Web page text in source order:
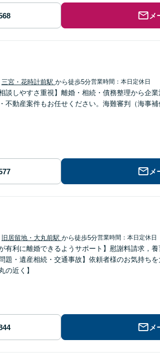
メ
三宮・花時計前駅 から徒歩5分営業時間：本日定休日
談しやすさ重視】離婚・相続・債務整理から企
不動産案件もお任せください。海難審判（海事補
メ
旧居留地・大丸前駅 から徒歩5分営業時間：本日定休日
有利に離婚できるようサポート】慰謝料請求，
題・遺産相続・交通事故】依頼者様のお気持ち
の近く】
メ